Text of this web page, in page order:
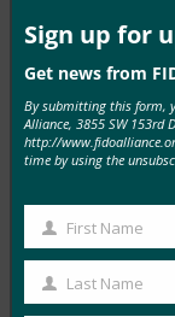
FIDO
6월 13, 2025
개요 FIDO 얼
근 인증, 신원 및
FIDO 얼라이
FIDO
2월 21, 2025
Sign up for
Get news from
By submitting this form,
Alliance, 3855 SW 153rd
http://
time by using the
First
Name
First Name
Last
Last Name